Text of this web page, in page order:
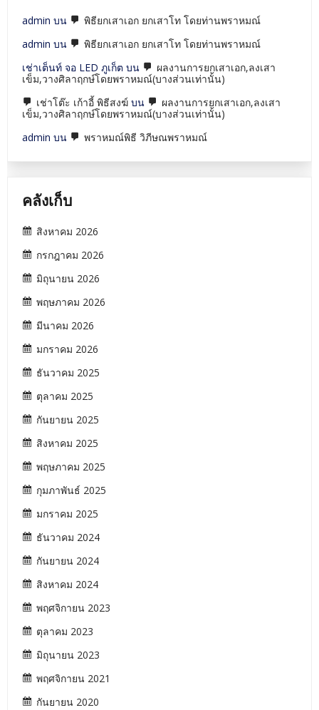
admin บน
พิธียกเสาเอก ยกเสาโท โดยท่านพราหมณ์
admin บน
พิธียกเสาเอก ยกเสาโท โดยท่านพราหมณ์
เช่าเต็นท์ จอ LED ภูเก็ต บน
ผลงานการยกเสาเอก,ลงเสา
เข็ม,วางศิลาฤกษ์โดยพราหมณ์(บางส่วนเท่านั้น)
เช่าโต๊ะ เก้าอี้ พิธีสงฆ์ บน
ผลงานการยกเสาเอก,ลงเสา
เข็ม,วางศิลาฤกษ์โดยพราหมณ์(บางส่วนเท่านั้น)
admin บน พราหมณ์พิธี วิภีษณพราหมณ์
คลังเก็บ
สิงหาคม 2026
กรกฎาคม 2026
มิถุนายน 2026
พฤษภาคม 2026
มีนาคม 2026
มกราคม 2026
ธันวาคม 2025
ตุลาคม 2025
กันยายน 2025
สิงหาคม 2025
พฤษภาคม 2025
กุมภาพันธ์ 2025
มกราคม 2025
ธันวาคม 2024
กันยายน 2024
สิงหาคม 2024
พฤศจิกายน 2023
ตุลาคม 2023
มิถุนายน 2023
พฤศจิกายน 2021
กันยายน 2020